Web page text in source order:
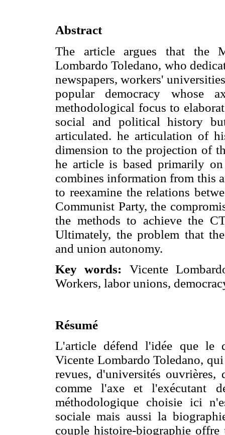
Abstract
The article argues that the
Lombardo Toledano, who
newspapers, workers'
popular democracy whose
methodological focus to
social and political history
articulated. he articulation of
dimension to the projection of
he article is based primarily
combines information from this
to reexamine the relations
Communist Party, the
the methods to achieve the
Ultimately, the problem that
and union autonomy.
Key words: Vicente
Workers, labor unions,
Résumé
L'article défend l'idée que le
Vicente Lombardo Toledano,
revues, d'universités
comme l'axe et l'exécutant
méthodologique choisie ici
sociale mais aussi la
couple histoire-biographie